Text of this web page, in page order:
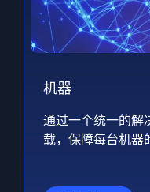
机器
通过一个统一的解
载，保障每台机器